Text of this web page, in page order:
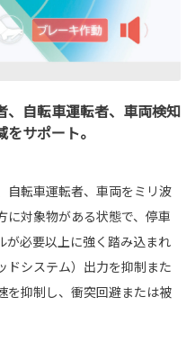
、自転車運転者、車両検知
サポート。
自転車運転者、車両をミリ波
に対象物がある状態で、停車
が必要以上に強く踏み込まれ
ドシステム）出力を抑制また
を抑制し、衝突回避または被